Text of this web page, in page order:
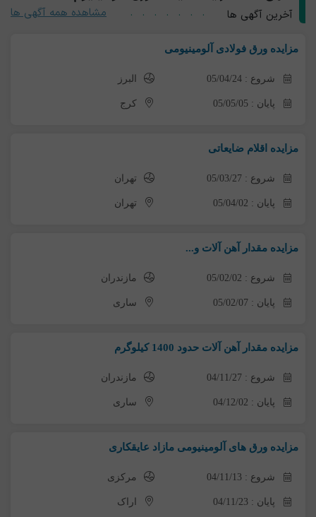
آخرین آگهی ها مشاهده همه آگهی ها
مزایده ورق فولادی آلومینیومی
شروع : 05/04/24 البرز
پایان : 05/05/05 کرج
مزایده اقلام ضایعاتی
شروع : 05/03/27 تهران
پایان : 05/04/02 تهران
مزایده مقدار آهن آلات و...
شروع : 05/02/02 مازندران
پایان : 05/02/07 ساری
مزایده مقدار آهن آلات حدود 1400 کیلوگرم
شروع : 04/11/27 مازندران
پایان : 04/12/02 ساری
مزایده ورق های آلومینیومی مازاد عایقکاری
شروع : 04/11/13 مرکزی
پایان : 04/11/23 اراک